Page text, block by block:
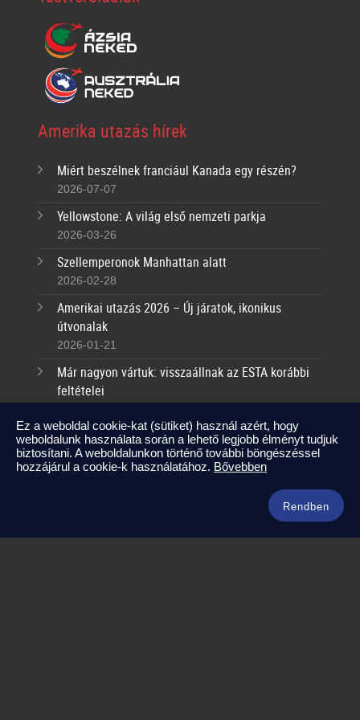
Amerika utazás hírek
Miért beszélnek franciául Kanada egy részén?
2026-07-07
Yellowstone: A világ első nemzeti parkja
2026-03-26
Szellemperonok Manhattan alatt
2026-02-28
Amerikai utazás 2026 – Új járatok, ikonikus
útvonalak
2026-01-21
Már nagyon vártuk: visszaállnak az ESTA korábbi
feltételei
Kapcsolat
Ez a weboldal cookie-kat (sütiket) használ azért, hogy
weboldalunk használata során a lehető legjobb élményt tudjuk
biztosítani. A weboldalunkon történő további böngészéssel
hozzájárul a cookie-k használatához. Bővebben
Rendben